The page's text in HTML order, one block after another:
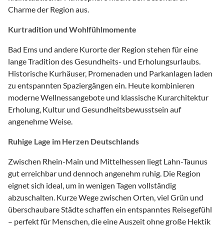
Charme der Region aus.
Kurtradition und Wohlfühlmomente
Bad Ems und andere Kurorte der Region stehen für eine
lange Tradition des Gesundheits- und Erholungsurlaubs.
Historische Kurhäuser, Promenaden und Parkanlagen laden
zu entspannten Spaziergängen ein. Heute kombinieren
moderne Wellnessangebote und klassische Kurarchitektur
Erholung, Kultur und Gesundheitsbewusstsein auf
angenehme Weise.
Ruhige Lage im Herzen Deutschlands
Zwischen Rhein-Main und Mittelhessen liegt Lahn-Taunus
gut erreichbar und dennoch angenehm ruhig. Die Region
eignet sich ideal, um in wenigen Tagen vollständig
abzuschalten. Kurze Wege zwischen Orten, viel Grün und
überschaubare Städte schaffen ein entspanntes Reisegefühl
– perfekt für Menschen, die eine Auszeit ohne große Hektik